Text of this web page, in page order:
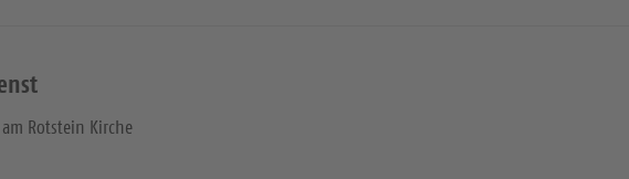
Rotstein Kirche